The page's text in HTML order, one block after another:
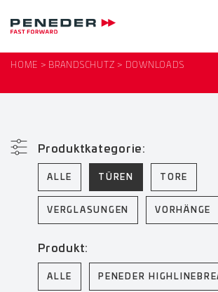
HOME BRANDSCHUTZ DOWNLOADS
Produktkategorie:
ALLE TÜREN TORE
VERGLASUNGEN VORHÄNGE
Produkt:
ALLE PENEDER